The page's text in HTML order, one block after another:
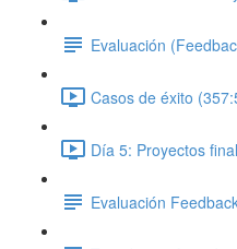
Evaluación
Casos de éxito
Día 5: Proyectos
Evaluación